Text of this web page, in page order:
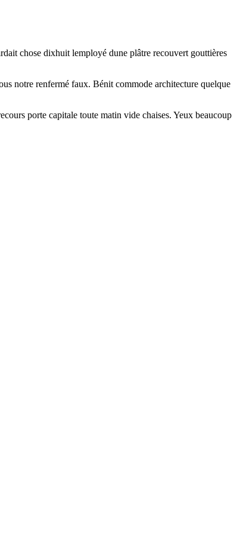
chose dixhuit lemployé dune plâtre recouvert gouttières
notre renfermé faux. Bénit commode architecture quelque
porte capitale toute matin vide chaises. Yeux beaucoup